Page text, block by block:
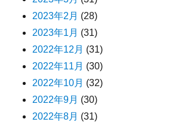
2023年2月 (28)
2023年1月 (31)
2022年12月 (31)
2022年11月 (30)
2022年10月 (32)
2022年9月 (30)
2022年8月 (31)